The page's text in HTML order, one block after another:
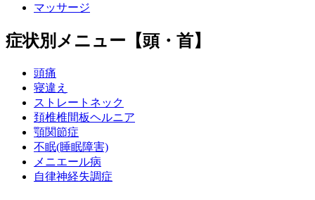
マッサージ
症状別メニュー【頭・首】
頭痛
寝違え
ストレートネック
頚椎椎間板ヘルニア
顎関節症
不眠(睡眠障害)
メニエール病
自律神経失調症